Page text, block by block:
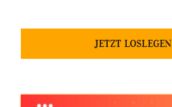
JETZT LOSLEGEN